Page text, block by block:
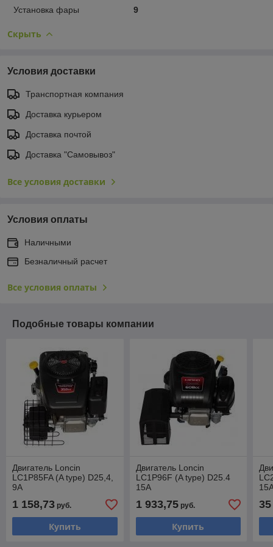
Установка фары 9
Скрыть
Условия доставки
Транспортная компания
Доставка курьером
Доставка почтой
Доставка "Самовывоз"
Все условия доставки
Условия оплаты
Наличными
Безналичный расчет
Все условия оплаты
Подобные товары компании
Двигатель Loncin
LC1P85FA (A type) D25,4,
9А
1 158,73 руб.
Купить
Двигатель Loncin
LC1P96F (A type) D25.4
15А
1 933,75руб.
Купить